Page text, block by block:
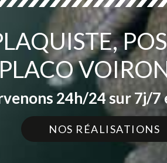
24h/24 sur 7j/7
NOS RÉALISATIONS